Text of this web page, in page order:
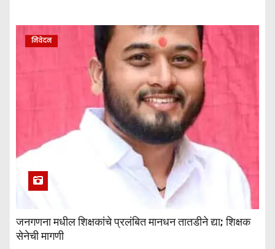
निवेदन
जनगणना मधील शिक्षकांचे प्रलंबित मानधन तातडीने द्या; शिक्षक
सेनेची मागणी